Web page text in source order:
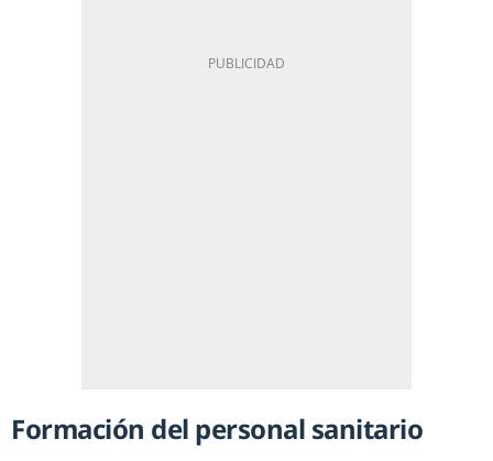
Formación del personal sanitario